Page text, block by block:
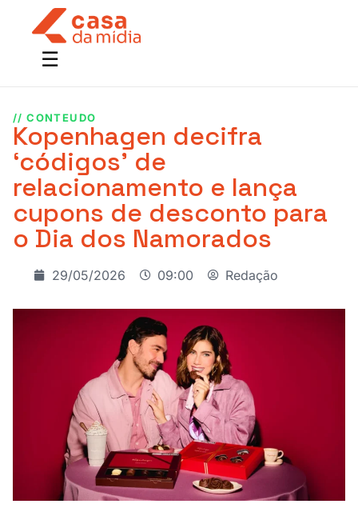
// CONTEUDO
Kopenhagen decifra
‘códigos’ de
relacionamento e lança
cupons de desconto para
o Dia dos Namorados
29/05/2026 09:00 Redação